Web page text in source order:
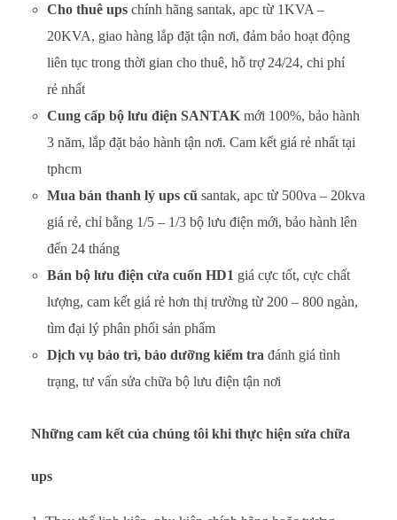
Cho thuê upschính hãng santak, apc từ 1KVA –
20KVA, giao hàng lắp đặt tận nơi, đảm bảo hoạt động
liên tục trong thời gian cho thuê, hỗ trợ 24/24, chi phí
rẻ nhất
Cung cấp bộ lưu điện SANTAKmới 100%, bảo hành
3 năm, lắp đặt bảo hành tận nơi. Cam kết giá rẻ nhất tại
tphcm
Mua bán thanh lý ups cũ santak, apc từ 500va – 20kva
giá rẻ, chỉ bằng 1/5 – 1/3 bộ lưu điện mới, bảo hành lên
đến 24 tháng
Bán bộ lưu điện cửa cuốn HD1 giá cực tốt, cực chất
lượng, cam kết giá rẻ hơn thị trường từ 200 – 800 ngàn,
tìm đại lý phân phối sản phẩm
Dịch vụ bảo trì, bảo dưỡng kiểm tra đánh giá tình
trạng, tư vấn sửa chữa bộ lưu điện tận nơi
Những cam kết của chúng tôi khi thực hiện sửa chữa
ups